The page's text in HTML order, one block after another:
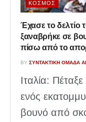
ΚΌΣΜΟΣ
Έχασε το δελτίο
ξαναβρήκε σε
πίσω από το
BY ΣΥΝΤΑΚΤΙΚΉ ΟΜΆΔΑ
Ιταλία:
ενός
βουνό από